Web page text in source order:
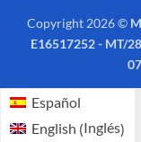
Copyright 2026 ©
E16517252 - MT/
Español
English (Inglés)